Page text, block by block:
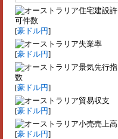
住宅建設許
可件数
[豪ドル円]
失業率
[豪ドル円]
景気先行指
数
[豪ドル円]
貿易収支
[豪ドル円]
小売売上高
[豪ドル円]